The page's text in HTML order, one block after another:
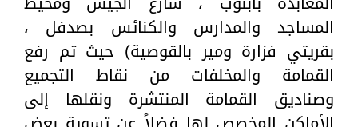
المساجد والمدارس والكنائس بصدفل ،
بقريتي فزارة ومير بالقوصية) حيث تم رفع
القمامة والمخلفات من نقاط التجميع
وصناديق القمامة المنتشرة ونقلها إلى